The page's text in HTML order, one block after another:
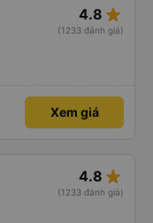
4.8 star_rate
(1233 đánh giá)
Xem giá
4.8 star_rate
(1233 đánh giá)